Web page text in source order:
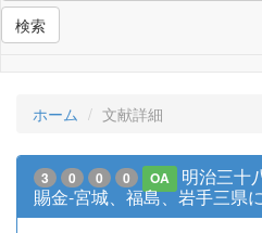
検索
ホーム 文献詳細
3 0 0 0 OA
明治三十
賜金-宮城、福島、岩手三県